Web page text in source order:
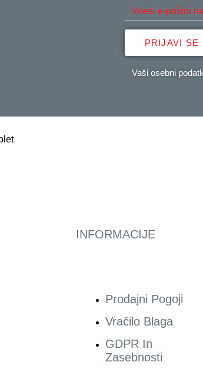
PRIJAVI SE
Vaši osebni
INFORMACIJE
Prodajni Pogoji
Vračilo Blaga
GDPR In
Zasebnosti